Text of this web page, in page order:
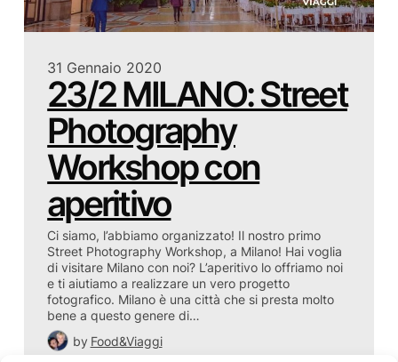
31 Gennaio 2020
23/2 MILANO: Street
Photography
Workshop con
aperitivo
Ci siamo, l’abbiamo organizzato! Il nostro primo
Street Photography Workshop, a Milano! Hai voglia
di visitare Milano con noi? L’aperitivo lo offriamo noi
e ti aiutiamo a realizzare un vero progetto
fotografico. Milano è una città che si presta molto
bene a questo genere di…
by Food&Viaggi